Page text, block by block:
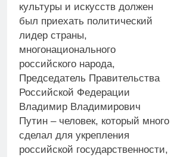
культуры и искусств должен
был приехать политический
лидер страны,
многонационального
российского народа,
Председатель Правительства
Российской Федерации
Владимир Владимирович
Путин – человек, который много
сделал для укрепления
российской государственности,